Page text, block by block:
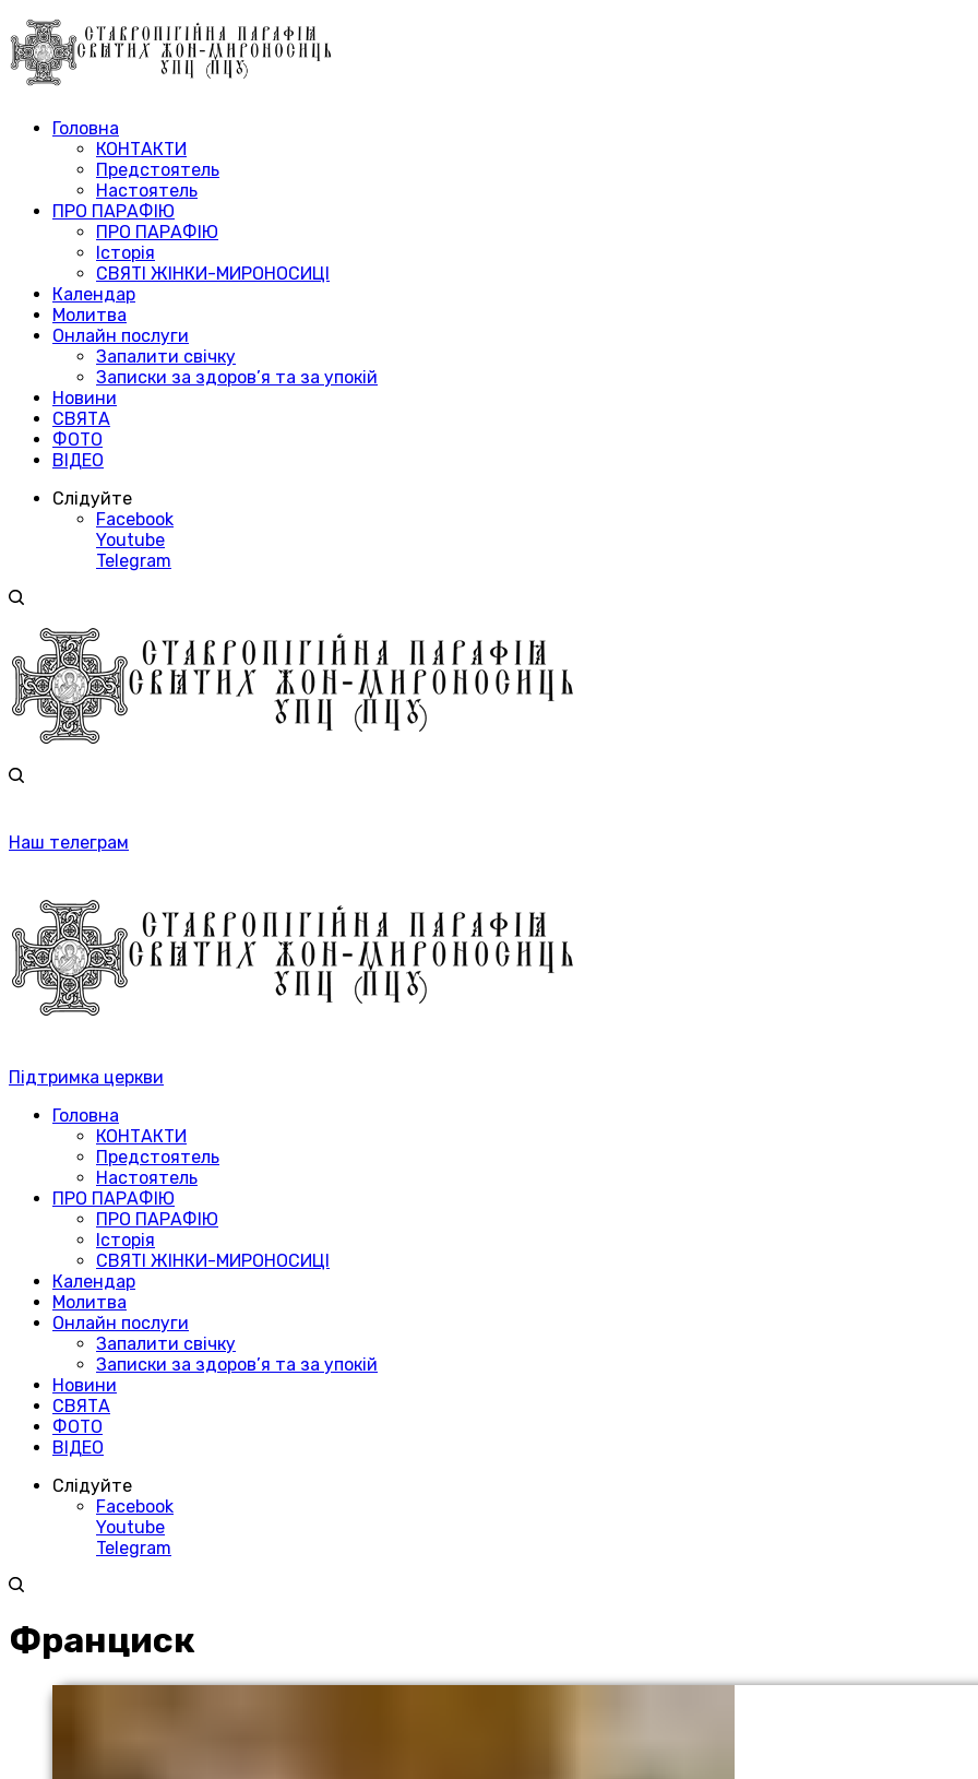
Головна
КОНТАКТИ
Предстоятель
Настоятель
ПРО ПАРАФІЮ
ПРО ПАРАФІЮ
Історія
СВЯТІ ЖІНКИ-МИРОНОСИЦІ
Календар
Молитва
Онлайн послуги
Запалити свічку
Записки за здоров’я та за упокій
Новини
СВЯТА
ФОТО
ВІДЕО
Слідуйте
Facebook
Youtube
Telegram
Наш телеграм
Підтримка церкви
Головна
КОНТАКТИ
Предстоятель
Настоятель
ПРО ПАРАФІЮ
ПРО ПАРАФІЮ
Історія
СВЯТІ ЖІНКИ-МИРОНОСИЦІ
Календар
Молитва
Онлайн послуги
Запалити свічку
Записки за здоров’я та за упокій
Новини
СВЯТА
ФОТО
ВІДЕО
Слідуйте
Facebook
Youtube
Telegram
Франциск